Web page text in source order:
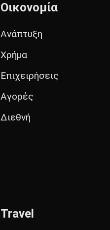
Οικονομία
Ανάπτυξη
Χρήμα
Επιχειρήσεις
Αγορές
Διεθνή
Travel